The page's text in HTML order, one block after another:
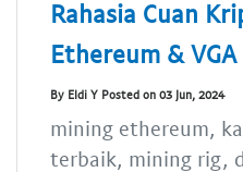
Rahasia Cuan
Ethereum &
By Eldi Y Posted on 03 Jun, 2024
mining ethereum,
terbaik, mining rig,